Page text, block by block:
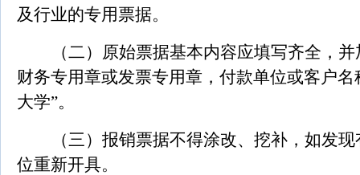
及行业的专用票据。
（二）原始票据基本内容应填写齐全，
财务专用章或发票专用章，付款单位或客户名
大学”。
（三）报销票据不得涂改、挖补，如发
位重新开具。